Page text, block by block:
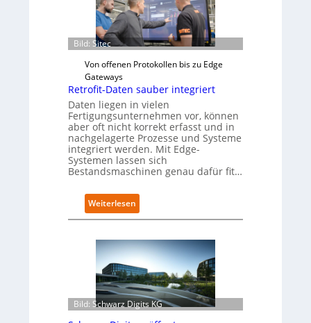
Bild: Sitec
Von offenen Protokollen bis zu Edge
Gateways
Retrofit-Daten sauber integriert
Daten liegen in vielen
Fertigungsunternehmen vor, können
aber oft nicht korrekt erfasst und in
nachgelagerte Prozesse und Systeme
integriert werden. Mit Edge-
Systemen lassen sich
Bestandsmaschinen genau dafür fit…
Weiterlesen
R
t
r
o
f
i
t
Bild: Schwarz Digits KG